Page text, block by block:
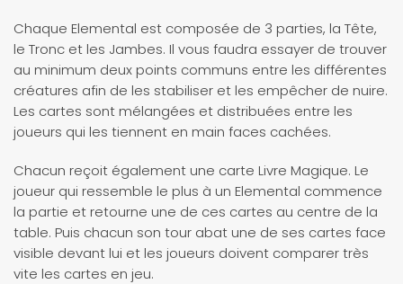
Chaque Elemental est composée de 3 parties, la Tête,
le Tronc et les Jambes. Il vous faudra essayer de trouver
au minimum deux points communs entre les différentes
créatures afin de les stabiliser et les empêcher de nuire.
Les cartes sont mélangées et distribuées entre les
joueurs qui les tiennent en main faces cachées.
Chacun reçoit également une carte Livre Magique. Le
joueur qui ressemble le plus à un Elemental commence
la partie et retourne une de ces cartes au centre de la
table. Puis chacun son tour abat une de ses cartes face
visible devant lui et les joueurs doivent comparer très
vite les cartes en jeu.